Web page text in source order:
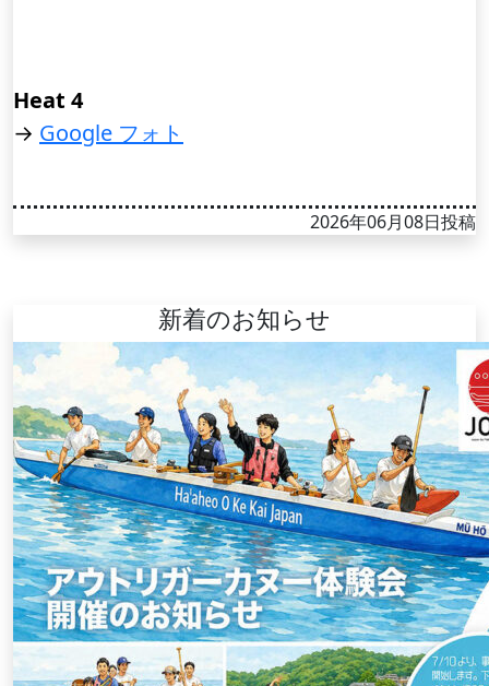
Heat 4
→ Google フォト
2026年06月08日投稿
新着のお知らせ